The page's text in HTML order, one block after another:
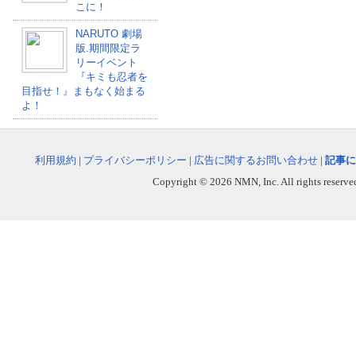
こに！
NARUTO 劇場
版.期間限定ラ
リーイベント
『キミも忍者を
目指せ！』まもなく始まる
よ！
利用規約 | プライバシーポリシー | 広告に関するお問い合わせ | 記事
Copyright © 2026 NMN, Inc. All rights